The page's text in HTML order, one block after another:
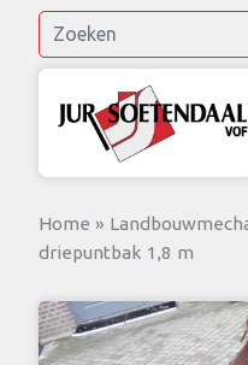
Home »
driepuntbak 1,8 m